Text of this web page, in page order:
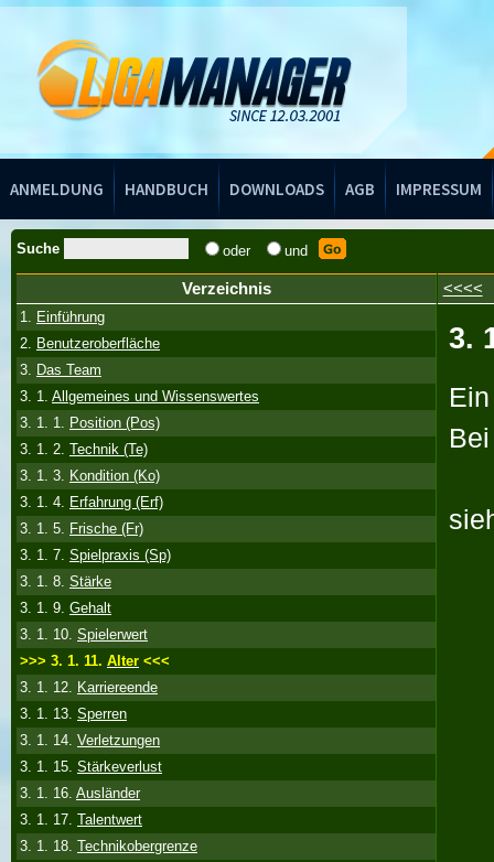
ANMELDUNG HANDBUCH DOWNLOADS AGB IMPRESSUM
Handbuch
Suche oder und
Verzeichnis
1. Einführung
2. Benutzeroberfläche
3. Das Team
3. 1. Allgemeines und Wissenswertes
3. 1. 1. Position (Pos)
3. 1. 2. Technik (Te)
3. 1. 3. Kondition (Ko)
3. 1. 4. Erfahrung (Erf)
3. 1. 5. Frische (Fr)
3. 1. 7. Spielpraxis (Sp)
3. 1. 8. Stärke
3. 1. 9. Gehalt
3. 1. 10. Spielerwert
>>> 3. 1. 11. Alter <<<
3. 1. 12. Karriereende
3. 1. 13. Sperren
3. 1. 14. Verletzungen
3. 1. 15. Stärkeverlust
3. 1. 16. Ausländer
3. 1. 17. Talentwert
3. 1. 18. Technikobergrenze
<<<<
3.